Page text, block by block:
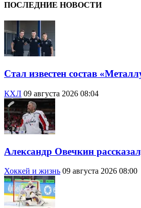
ПОСЛЕДНИЕ НОВОСТИ
Стал известен состав
КХЛ 09 августа 2026 08:04
Александр Овечкин
Хоккей и жизнь 09 августа 2026 08:00